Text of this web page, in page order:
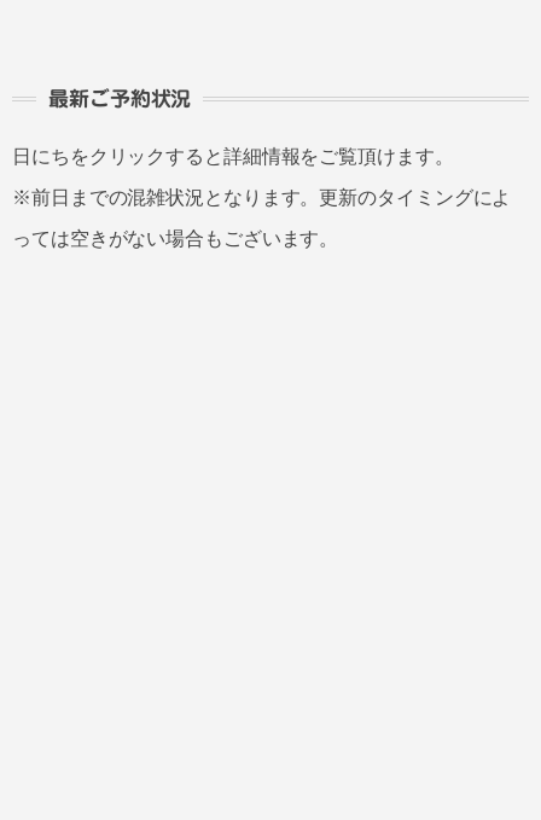
最新ご予約状況
日にちをクリックすると詳細情報をご覧頂けます。
※前日までの混雑状況となります。更新のタイミングによ
っては空きがない場合もございます。